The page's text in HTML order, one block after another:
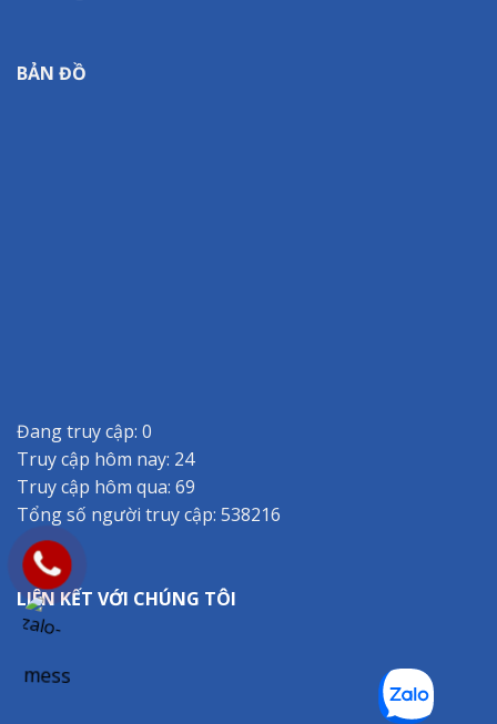
BẢN ĐỒ
Đang truy cập: 0
Truy cập hôm nay: 24
Truy cập hôm qua: 69
Tổng số người truy cập: 538216
LIÊN KẾT VỚI CHÚNG TÔI